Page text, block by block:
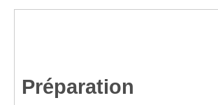
Préparation